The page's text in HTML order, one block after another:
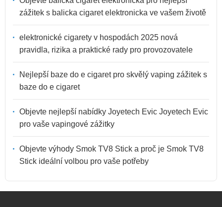
zážitek s balicka cigaret elektronicka ve vašem životě
elektronické cigarety v hospodách 2025 nová
pravidla, rizika a praktické rady pro provozovatele
Nejlepší baze do e cigaret pro skvělý vaping zážitek s
baze do e cigaret
Objevte nejlepší nabídky Joyetech Evic Joyetech Evic
pro vaše vapingové zážitky
Objevte výhody Smok TV8 Stick a proč je Smok TV8
Stick ideální volbou pro vaše potřeby